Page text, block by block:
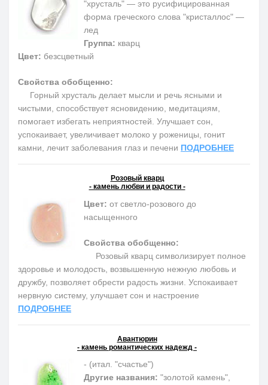
"хрусталь" — это русифицированная
форма греческого слова "кристаллос" —
лед
Группа: кварц
Цвет: безсцветный
Свойства обобщенно:
Горный хрусталь делает мысли и речь ясными и
чистыми, способствует ясновидению, медитациям,
помогает избегать неприятностей. Улучшает сон,
успокаивает, увеличивает молоко у роженицы, гонит
камни, лечит заболевания глаз и печени ПОДРОБНЕЕ
Розовый кварц
- камень любви и радости -
Цвет: от светло-розового до
насыщенного
Свойства обобщенно:
Розовый кварц символизирует полное
здоровье и молодость, возвышенную нежную любовь и
дружбу, позволяет обрести радость жизни. Успокаивает
нервную систему, улучшает сон и настроение
ПОДРОБНЕЕ
Авантюрин
- камень романтических надежд -
- (итал. "счастье")
Другие названия: "золотой камень",